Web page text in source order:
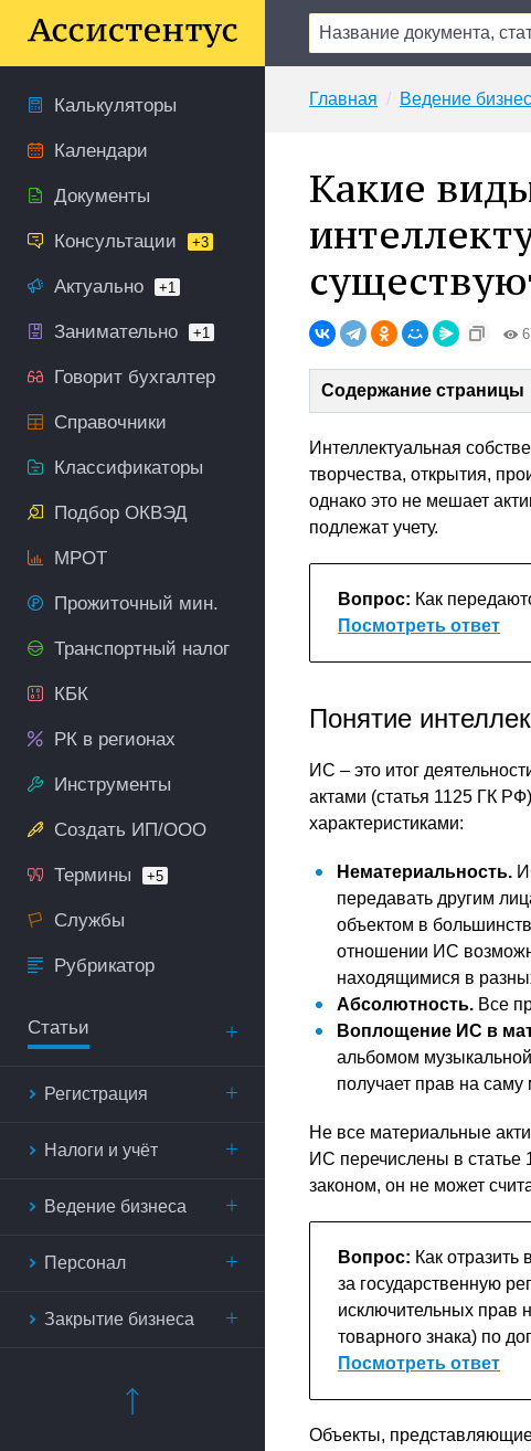
Калькуляторы
Календари
Документы
Консультации +3
Актуально +1
Занимательно +1
Говорит бухгалтер
Справочники
Классификаторы
Подбор ОКВЭД
МРОТ
Прожиточный мин.
Транспортный налог
КБК
РК в регионах
Инструменты
Создать ИП/ООО
Термины +5
Службы
Рубрикатор
Статьи
Регистрация
Налоги и учёт
Ведение бизнеса
Персонал
Закрытие бизнеса
Главная Ведение
Какие
Содержание страницы
Интеллектуальная
творчества, открытия,
однако это не мешает
подлежат учету.
Вопрос: Как
Посмотреть ответ
Понятие
ИС – это итог
актами (статья 1125 ГК
характеристиками:
Нематериальность.
передавать другим
объектом в
отношении ИС
находящимися в
Абсолютность. Все
Воплощение ИС в
альбомом
получает прав на саму
Не все материальные
ИС перечислены в статье
законом, он не может
Вопрос: Как отразить
за государственную
исключительных прав
товарного знака) по
Посмотреть ответ
Объекты,